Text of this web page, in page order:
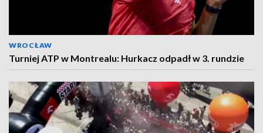
WROCŁAW
Turniej ATP w Montrealu: Hurkacz odpadł w 3. rundzie